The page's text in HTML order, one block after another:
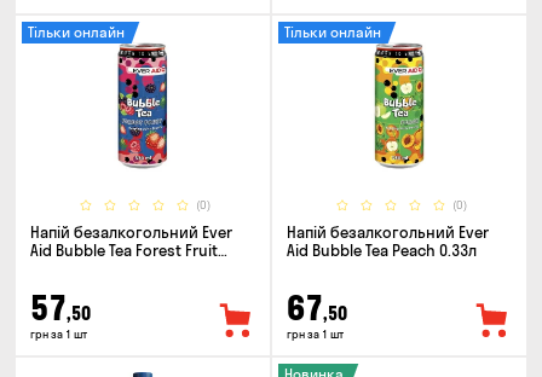
(0)
Тільки онлайн
Напій безалкогольний Ever
Aid Bubble Tea Forest Fruit
57,50
грн за 1 шт
(0)
Тільки онлайн
Напій безалкогольний Ever
Aid Bubble Tea Peach 0.33л
67,50
грн за 1 шт